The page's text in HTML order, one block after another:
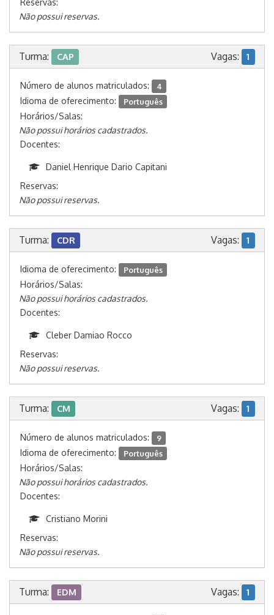
Reservas:
Não possui reservas.
Turma: CAP Vagas: 1
Número de alunos matriculados: 4
Idioma de oferecimento: Português
Horários/Salas:
Não possui horários cadastrados.
Docentes:
Daniel Henrique Dario Capitani
Reservas:
Não possui reservas.
Turma: CDR Vagas: 1
Idioma de oferecimento: Português
Horários/Salas:
Não possui horários cadastrados.
Docentes:
Cleber Damiao Rocco
Reservas:
Não possui reservas.
Turma: CM Vagas: 1
Número de alunos matriculados: 9
Idioma de oferecimento: Português
Horários/Salas:
Não possui horários cadastrados.
Docentes:
Cristiano Morini
Reservas:
Não possui reservas.
Turma: EDM Vagas: 1